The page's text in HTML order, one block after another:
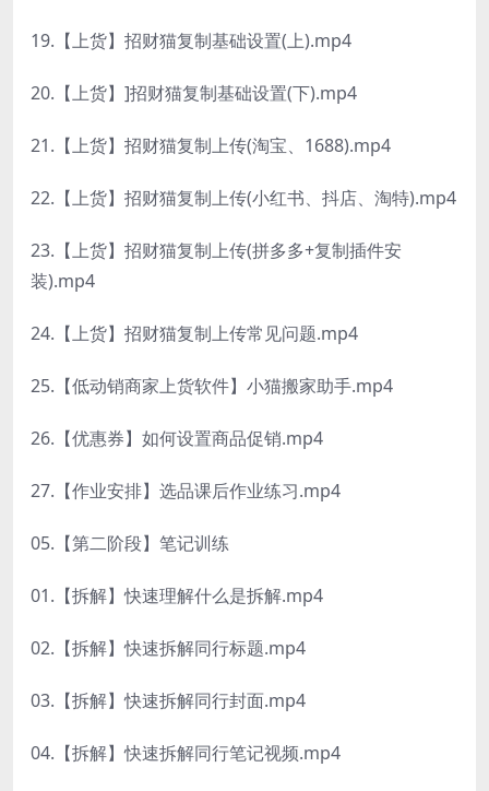
19.【上货】招财猫复制基础设置(上).mp4
20.【上货】]招财猫复制基础设置(下).mp4
21.【上货】招财猫复制上传(淘宝、1688).mp4
22.【上货】招财猫复制上传(小红书、抖店、淘特).mp4
23.【上货】招财猫复制上传(拼多多+复制插件安
装).mp4
24.【上货】招财猫复制上传常见问题.mp4
25.【低动销商家上货软件】小猫搬家助手.mp4
26.【优惠券】如何设置商品促销.mp4
27.【作业安排】选品课后作业练习.mp4
05.【第二阶段】笔记训练
01.【拆解】快速理解什么是拆解.mp4
02.【拆解】快速拆解同行标题.mp4
03.【拆解】快速拆解同行封面.mp4
04.【拆解】快速拆解同行笔记视频.mp4